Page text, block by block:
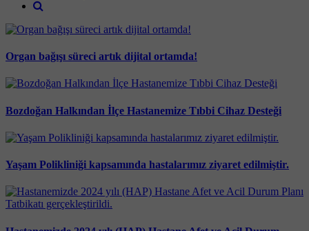
Organ bağışı süreci artık dijital ortamda!
Bozdoğan Halkından İlçe Hastanemize Tıbbi Cihaz Desteği
Yaşam Polikliniği kapsamında hastalarımız ziyaret edilmiştir.